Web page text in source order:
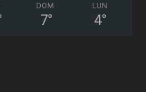
DOM
7°
LUN
4°